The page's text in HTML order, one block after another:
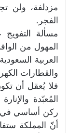
مزدلفة، ولن
الفجر.
مسألة التفويج
المهول من
العربية
والقطارات
فلا يُعقل أن
المُعبّدة
ركن أساسي في
أنّ المملكة